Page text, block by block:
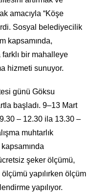
amacıyla “Köşe
Sosyal belediyecilik
kapsamında,
bir mahalleye
hizmeti sunuyor.
günü Göksu
başladı. 9–13 Mart
– 12.30 ila 13.30 –
muhtarlık
şeker ölçümü,
yapılırken ölçüm
yapılıyor.